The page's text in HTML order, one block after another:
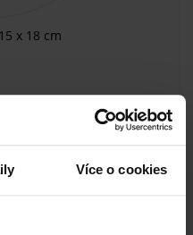
Více o cookies
x 18 cm
KOUPIT